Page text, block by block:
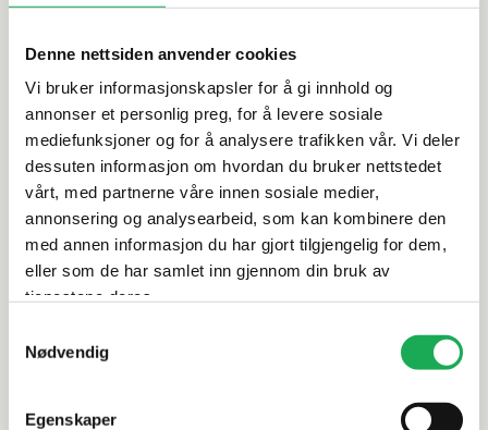
Denne nettsiden anvender cookies
Vi bruker informasjonskapsler for å gi innhold og
annonser et personlig preg, for å levere sosiale
mediefunksjoner og for å analysere trafikken vår. Vi deler
dessuten informasjon om hvordan du bruker nettstedet
vårt, med partnerne våre innen sosiale medier,
annonsering og analysearbeid, som kan kombinere den
med annen informasjon du har gjort tilgjengelig for dem,
eller som de har samlet inn gjennom din bruk av
tjenestene deres.
Nødvendig
Egenskaper
Rengjøring og vedlikehold
Leveringsinformasjon
Dokumentasjon
Alternative produkter
HELIX 200 Dørhåndtak, Sort matt HELIX